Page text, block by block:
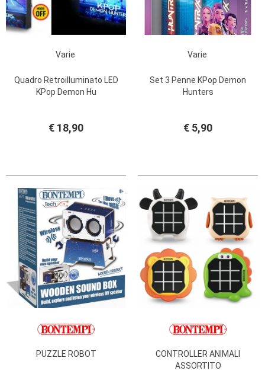
Varie
Quadro Retroilluminato LED
KPop Demon Hu
€ 18,90
Varie
Set 3 Penne KPop Demon
Hunters
€ 5,90
PUZZLE ROBOT
CONTROLLER ANIMALI
ASSORTITO